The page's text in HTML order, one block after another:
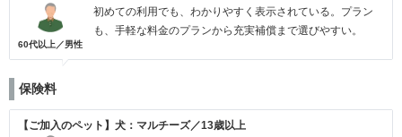
60代以上／男性
初めての利用でも、わかりやすく表示されている。プラン
も、手軽な料金のプランから充実補償まで選びやすい。
保険料
【ご加入のペット】犬：マルチーズ／13歳以上